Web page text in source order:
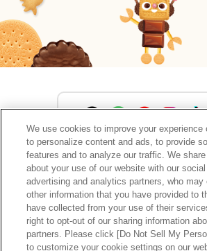
森永製菓公式アカウント
サイトマップ RSSの配信について
プ
ウェブアクセシビリティ
ご利用
We use cookies to improve your experience
to personalize content and ads, to provide
features and to analyze our traffic. We
about your use of our website with our
advertising and analytics partners, who may
other information that you have provided to
have collected from your use of their
right to opt-out of our sharing information
partners. Please click [Do Not Sell My
to customize your cookie settings on our